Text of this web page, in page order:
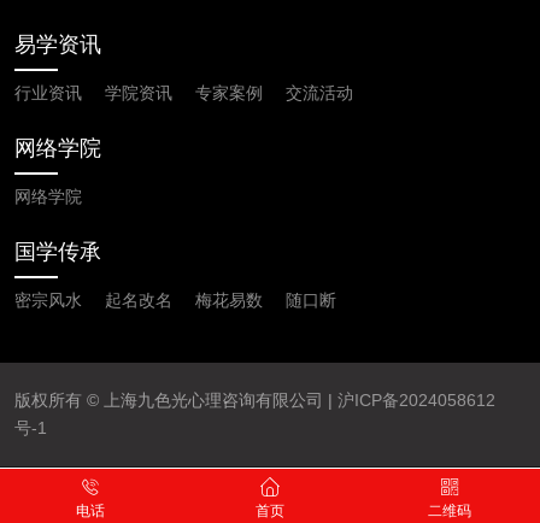
易学资讯
行业资讯 学院资讯 专家案例 交流活动
网络学院
网络学院
国学传承
密宗风水 起名改名 梅花易数 随口断
版权所有 © 上海九色光心理咨询有限公司 | 沪ICP备2024058612
号-1
电话 首页 二维码